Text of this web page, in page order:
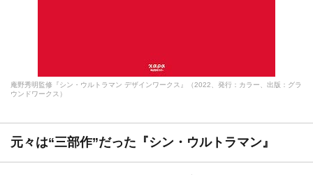
庵野秀明監修『シン・ウルトラマン デザインワークス』（2022、発行：カラー、出版：グラ
ウンドワークス）
元々は“三部作”だった『シン・ウルトラマン』